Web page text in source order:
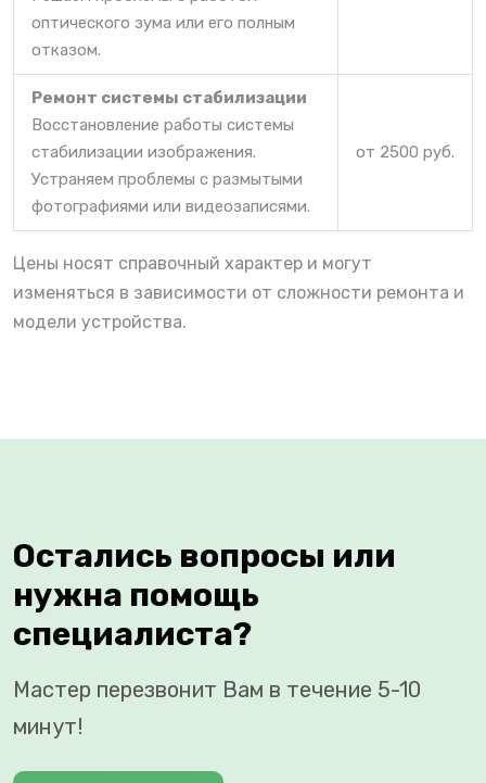
оптического зума или его полным
отказом.
Ремонт системы стабилизации
Восстановление работы системы
стабилизации изображения.
Устраняем проблемы с размытыми
фотографиями или видеозаписями.
от 2500 руб.
Цены носят справочный характер и могут
изменяться в зависимости от сложности ремонта и
модели устройства.
Остались вопросы или
нужна помощь
специалиста?
Мастер перезвонит Вам в течение 5-10
минут!